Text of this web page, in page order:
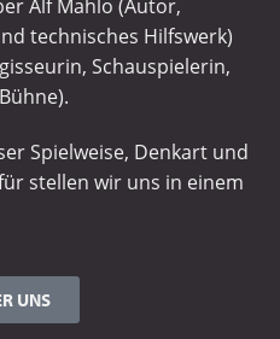
Alf Mahlo (Autor,
technisches Hilfswerk)
Schauspielerin,
Spielweise, Denkart und
stellen wir uns in einem
UNS